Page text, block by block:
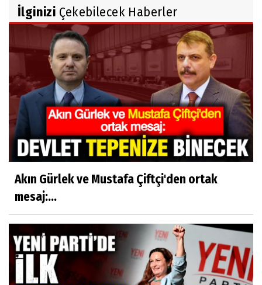
İlginizi Çekebilecek Haberler
Akın Gürlek ve Mustafa Çiftçi'den ortak
mesaj:...